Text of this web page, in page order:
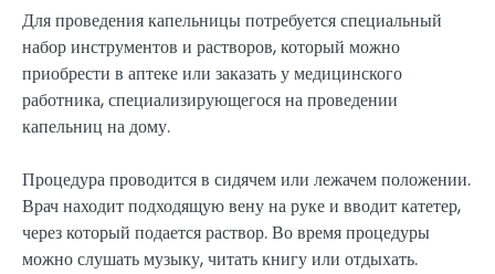
Для проведения капельницы потребуется специальный
набор инструментов и растворов, который можно
приобрести в аптеке или заказать у медицинского
работника, специализирующегося на проведении
капельниц на дому.
Процедура проводится в сидячем или лежачем положении.
Врач находит подходящую вену на руке и вводит катетер,
через который подается раствор. Во время процедуры
можно слушать музыку, читать книгу или отдыхать.